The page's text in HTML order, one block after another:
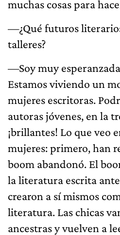
muchas cosas para
—¿Qué futuros
talleres?
—Soy muy
Estamos viviendo un
mujeres escritoras.
autoras jóvenes, en la
¡brillantes! Lo que veo
mujeres: primero, han
boom abandonó. El
la literatura escrita
crearon a sí mismos
literatura. Las chicas
ancestras y vuelven a